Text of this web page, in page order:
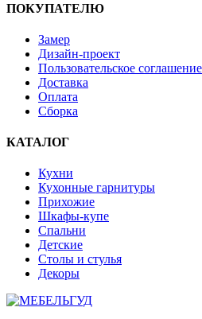
ПОКУПАТЕЛЮ
Замер
Дизайн-проект
Пользовательское соглашение
Доставка
Оплата
Сборка
КАТАЛОГ
Кухни
Кухонные гарнитуры
Прихожие
Шкафы-купе
Спальни
Детские
Столы и стулья
Декоры